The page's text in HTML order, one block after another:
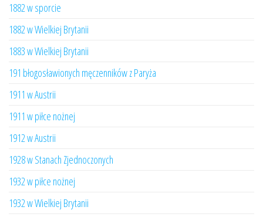
1882 w sporcie
1882 w Wielkiej Brytanii
1883 w Wielkiej Brytanii
191 błogosławionych męczenników z Paryża
1911 w Austrii
1911 w piłce nożnej
1912 w Austrii
1928 w Stanach Zjednoczonych
1932 w piłce nożnej
1932 w Wielkiej Brytanii